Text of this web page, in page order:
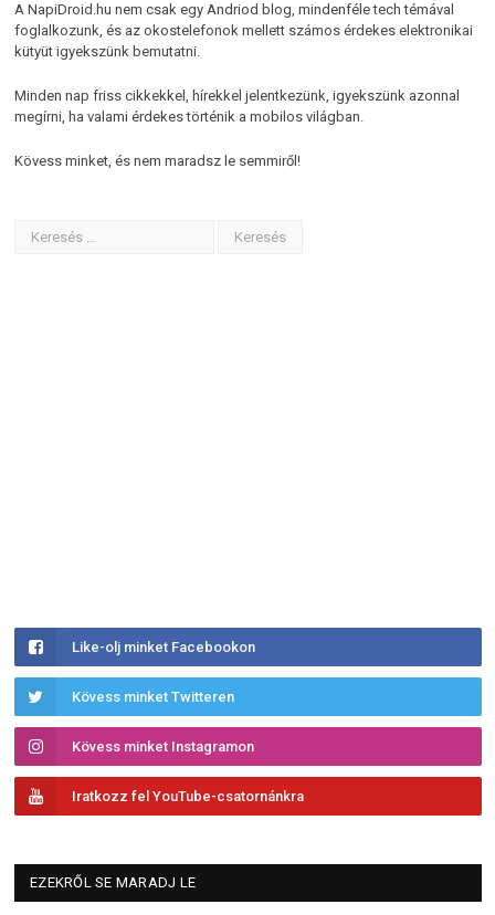
A NapiDroid.hu nem csak egy Andriod blog, mindenféle tech témával
foglalkozunk, és az okostelefonok mellett számos érdekes elektronikai
kütyüt igyekszünk bemutatni.
Minden nap friss cikkekkel, hírekkel jelentkezünk, igyekszünk azonnal
megírni, ha valami érdekes történik a mobilos világban.
Kövess minket, és nem maradsz le semmiről!
Like-olj minket Facebookon
Kövess minket Twitteren
Kövess minket Instagramon
Iratkozz fel YouTube-csatornánkra
EZEKRŐL SE MARADJ LE